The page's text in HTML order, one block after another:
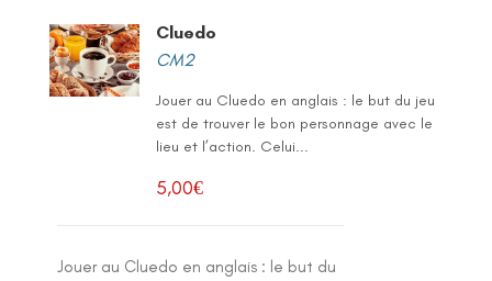
Cluedo
CM2
Jouer au Cluedo en anglais : le but du jeu
est de trouver le bon personnage avec le
lieu et l’action. Celui...
5,00€
Jouer au Cluedo en anglais : le but du